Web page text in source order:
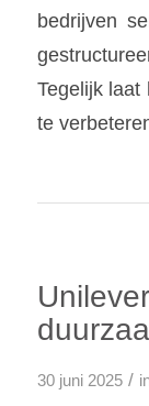
bedrijven
Tegelijk
te
30 juni 2025 /